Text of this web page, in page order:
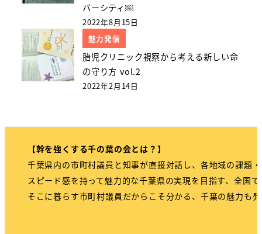
バーシティ￼
2022年8月15日
魅力発信
胎児クリニック視察から考える新しい命
の守り方 vol.2
2022年2月14日
【幹を強くする千の葉の会とは？】
千葉県内の市町村議員と知事が直接対話し、各地域の課題
スピード感を持って魅力的な千葉県の実現を目指す、全国
そこに暮らす市町村議員だからこそ分かる、千葉の魅力も